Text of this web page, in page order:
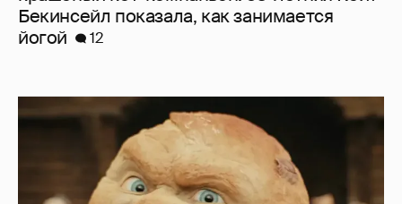
Нулевой рейтинг, мемы и "туалетный
юмор": в сети обсуждают провал "Колобка"